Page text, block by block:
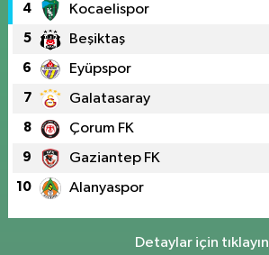
4 Kocaelispor
5 Beşiktaş
6 Eyüpspor
7 Galatasaray
8 Çorum FK
9 Gaziantep FK
10 Alanyaspor
Detaylar için tıklayın